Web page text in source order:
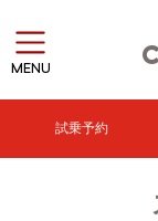
MENU
試乗予約